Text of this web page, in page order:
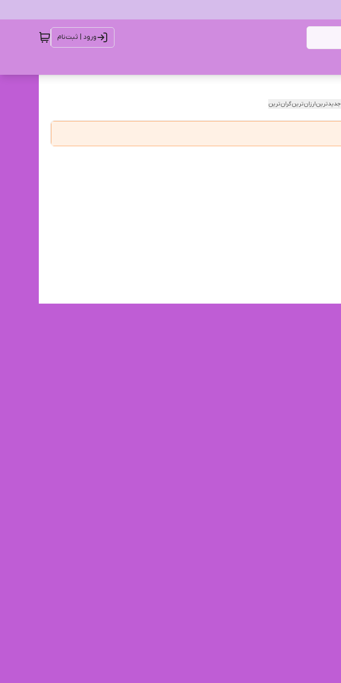
ورود | ثبت‌نام
جدیدترینارزان‌ترینگران‌ترین